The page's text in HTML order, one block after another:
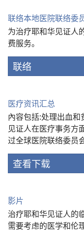
联络本地医院联络委
为治疗耶和华见证人
费服务。
联络
医疗资讯汇总
內容包括:处理出血
见证人在医疗事务方
过全球医院联络委员
查看下载
影片
治疗耶和华见证人的
需要考虑的医学和伦